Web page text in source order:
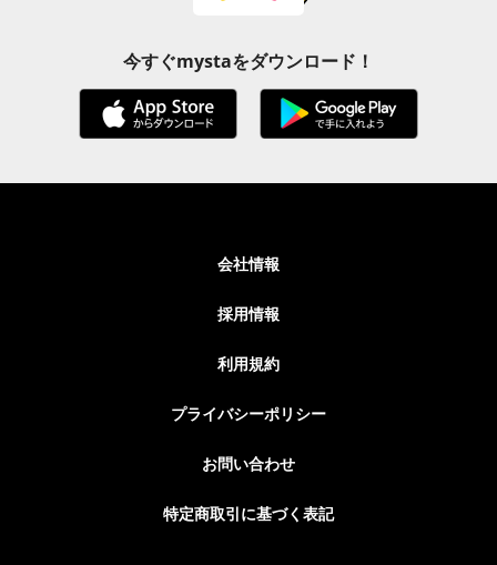
今すぐmystaをダウンロード！
会社情報
採用情報
利用規約
プライバシーポリシー
お問い合わせ
特定商取引に基づく表記